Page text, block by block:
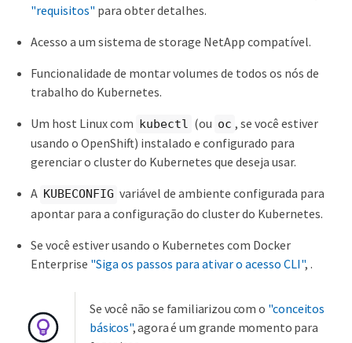
"requisitos" para obter detalhes.
Acesso a um sistema de storage NetApp compatível.
Funcionalidade de montar volumes de todos os nós de
trabalho do Kubernetes.
Um host Linux com kubectl (ou oc , se você estiver
usando o OpenShift) instalado e configurado para
gerenciar o cluster do Kubernetes que deseja usar.
A KUBECONFIG variável de ambiente configurada para
apontar para a configuração do cluster do Kubernetes.
Se você estiver usando o Kubernetes com Docker
Enterprise "Siga os passos para ativar o acesso CLI", .
Se você não se familiarizou com o "conceitos
básicos", agora é um grande momento para